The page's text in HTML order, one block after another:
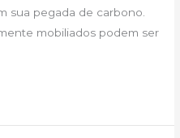
sua pegada de carbono.
mobiliados podem ser